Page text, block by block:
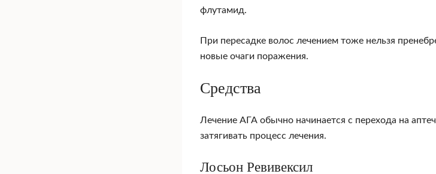
флутамид.
При пересадке волос лечением тоже нельзя
новые очаги поражения.
Средства
Лечение АГА обычно начинается с перехода на
затягивать процесс лечения.
Лосьон Ревивексил